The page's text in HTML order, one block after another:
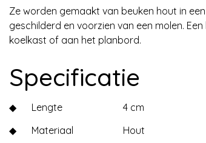
Ze worden gemaakt van beuken hout in
geschilderd en voorzien van een molen.
koelkast of aan het planbord.
Specificatie
◆ Lengte
4 cm
◆
Materiaal
Hout